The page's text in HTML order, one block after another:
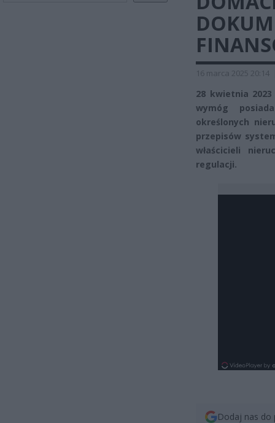
16 marca 2025 20:14
28 kwietnia
wymóg
określonych
przepisów
właścicieli
regulacji.
Dodaj nas do